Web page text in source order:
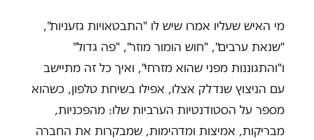
מי האיש שעליו אמרו שיש לו "התבטאויות גזעניות",
"שנאת ערבים", "חוש הומור מוזר", "פה גדול"
ו"והתגוננות מפני שהוא מזרחי", ואיך כל זה מתיישב
עם הניצוץ שנדלק אצלו, אפילו בשיחת טלפון, כשהוא
מספר על הסטודנטיות הערביות שלו: מהפכניות,
מבריקות, אמיצות ומדהימות, שמבקרות את החברה